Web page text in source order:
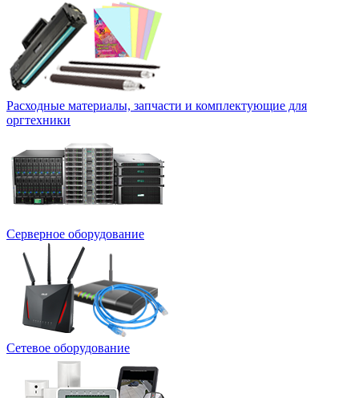
Расходные материалы, запчасти и комплектующие для
оргтехники
Серверное оборудование
Сетевое оборудование